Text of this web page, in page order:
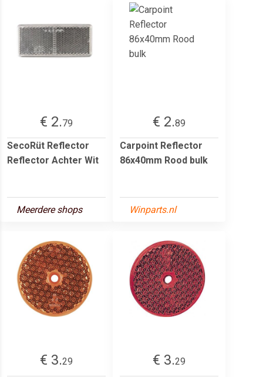
€ 2.79
SecoRüt Reflector
Reflector Achter Wit
Meerdere shops
€ 2.89
Carpoint Reflector
86x40mm Rood bulk
Winparts.nl
€ 3.29
€ 3.29